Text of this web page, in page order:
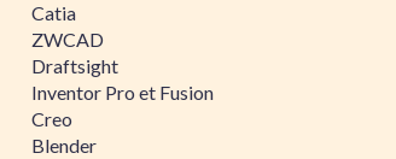
Catia
ZWCAD
Draftsight
Inventor Pro et Fusion
Creo
Blender